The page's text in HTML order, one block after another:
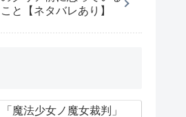
こと【ネタバレあり】
「魔法少女ノ魔女裁判」